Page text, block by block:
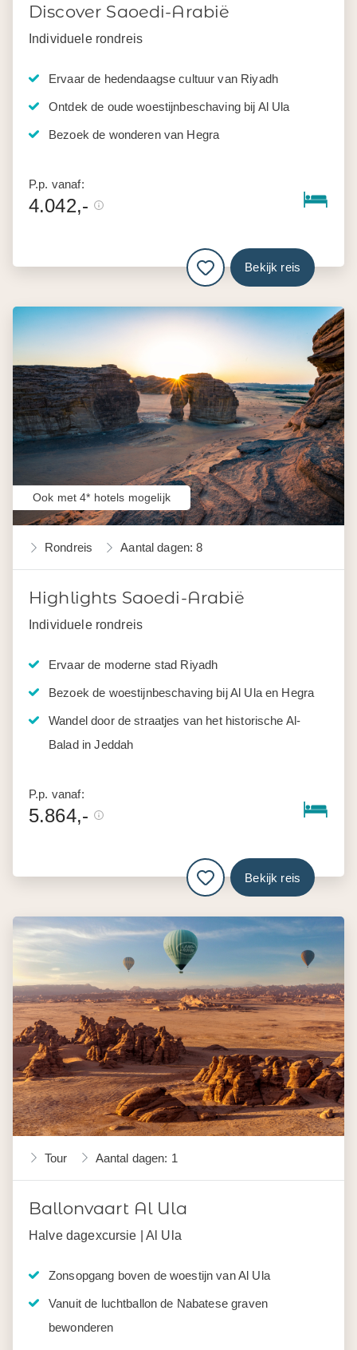
Discover Saoedi-Arabië
Individuele rondreis
Ervaar de hedendaagse cultuur van Riyadh
Ontdek de oude woestijnbeschaving bij Al Ula
Bezoek de wonderen van Hegra
P.p. vanaf:
4.042,-
Bekijk reis
Rondreis Aantal dagen: 8
Highlights Saoedi-Arabië
Individuele rondreis
Ervaar de moderne stad Riyadh
Bezoek de woestijnbeschaving bij Al Ula en Hegra
Wandel door de straatjes van het historische Al-
Balad in Jeddah
Ook met 4* hotels mogelijk
P.p. vanaf:
5.864,-
Bekijk reis
Tour Aantal dagen: 1
Ballonvaart Al Ula
Halve dagexcursie | Al Ula
Zonsopgang boven de woestijn van Al Ula
Vanuit de luchtballon de Nabatese graven
bewonderen